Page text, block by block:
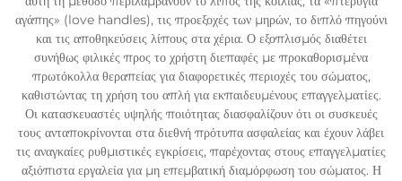
αγάπης» (love handles), τις προεξοχές των μηρών, το διπλό πηγούνι
και τις αποθηκεύσεις λίπους στα χέρια. Ο εξοπλισμός διαθέτει
συνήθως φιλικές προς το χρήστη διεπαφές με προκαθορισμένα
πρωτόκολλα θεραπείας για διαφορετικές περιοχές του σώματος,
καθιστώντας τη χρήση του απλή για εκπαιδευμένους επαγγελματίες.
Οι κατασκευαστές υψηλής ποιότητας διασφαλίζουν ότι οι συσκευές
τους ανταποκρίνονται στα διεθνή πρότυπα ασφαλείας και έχουν λάβει
τις αναγκαίες ρυθμιστικές εγκρίσεις, παρέχοντας στους επαγγελματίες
αξιόπιστα εργαλεία για μη επεμβατική διαμόρφωση του σώματος. Η